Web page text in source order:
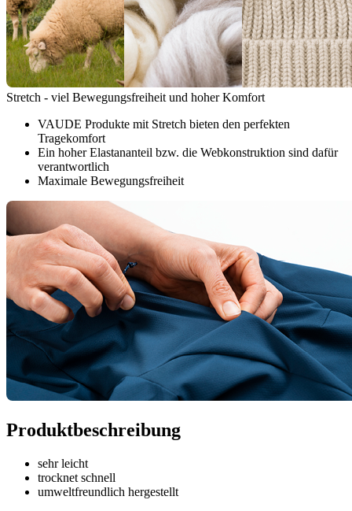
Stretch - viel Bewegungsfreiheit und hoher Komfort
VAUDE Produkte mit Stretch bieten den perfekten
Tragekomfort
Ein hoher Elastananteil bzw. die Webkonstruktion sind dafür
verantwortlich
Maximale Bewegungsfreiheit
Produktbeschreibung
sehr leicht
trocknet schnell
umweltfreundlich hergestellt